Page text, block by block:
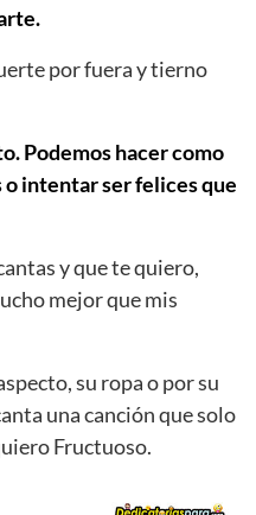
por fuera y tierno
Podemos hacer como
intentar ser felices que
y que te quiero,
mejor que mis
su ropa o por su
una canción que solo
Fructuoso.